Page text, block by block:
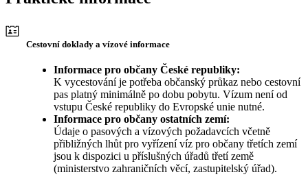
Cestovní doklady a vízové informace
Informace pro občany České republiky:
K vycestování je potřeba občanský průkaz nebo cestovní
pas platný minimálně po dobu pobytu. Vízum není od
vstupu České republiky do Evropské unie nutné.
Informace pro občany ostatních zemí:
Údaje o pasových a vízových požadavcích včetně
přibližných lhůt pro vyřízení víz pro občany třetích zemí
jsou k dispozici u příslušných úřadů třetí země
(ministerstvo zahraničních věcí, zastupitelský úřad).